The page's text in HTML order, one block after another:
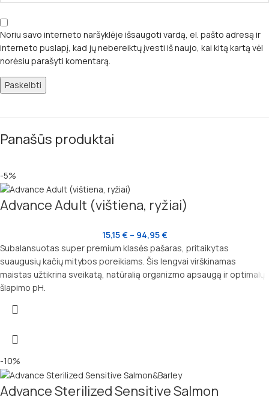
Noriu savo interneto naršyklėje išsaugoti vardą, el. pašto adresą ir
interneto puslapį, kad jų nebereiktų įvesti iš naujo, kai kitą kartą vėl
norėsiu parašyti komentarą.
Panašūs produktai
-5%
Advance Adult (vištiena, ryžiai)
15,15€ – 94,95€
Subalansuotas super premium klasės pašaras, pritaikytas
suaugusių kačių mitybos poreikiams. Šis lengvai virškinamas
maistas užtikrina sveikatą, natūralią organizmo apsaugą ir optimalų
šlapimo pH.
-10%
Advance Sterilized Sensitive Salmon